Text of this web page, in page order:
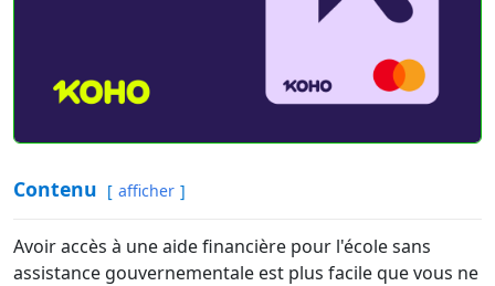
Contenu afficher
Avoir accès à une aide financière pour l'école sans
assistance gouvernementale est plus facile que vous ne